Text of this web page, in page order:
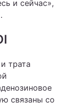
и сейчас»,
трата
связаны со